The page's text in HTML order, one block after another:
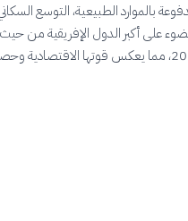
الطبيعية، التوسع السكاني،
أكبر الدول الإفريقية من حيث
المحلي الإجمالي المتوقع لعام 2024، مما يعكس قوتها الاقتصادية وحصتها